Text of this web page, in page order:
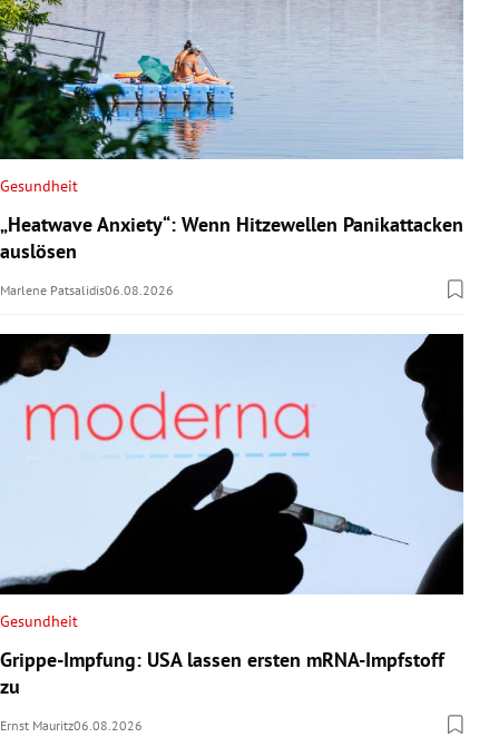
Gesundheit
„Heatwave Anxiety“: Wenn Hitzewellen Panikattacken
auslösen
Marlene Patsalidis06.08.2026
Gesundheit
Grippe-Impfung: USA lassen ersten mRNA-Impfstoff
zu
Ernst Mauritz06.08.2026